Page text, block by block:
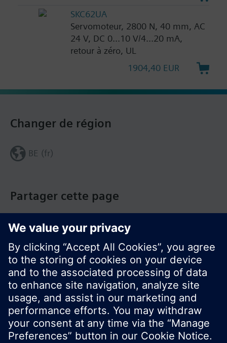
SKC62UA
Servomoteur, 2800 N, 40 mm, AC
24 V, DC 0...10 V/4...20 mA,
retour à zéro, UL
1904,40 EUR
Partager cette page
Changer de région
BE (fr)
© Siemens Switzerland Ltd. Building Technologies
Group - 2016